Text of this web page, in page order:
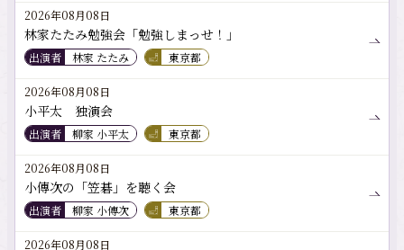
2026年08月08日
林家たたみ勉強会「勉強しまっせ！」
出演者 林家 たたみ 東京都
2026年08月08日
小平太 独演会
出演者 柳家 小平太 東京都
2026年08月08日
小傳次の「笠碁」を聴く会
出演者 柳家 小傳次 東京都
2026年08月08日